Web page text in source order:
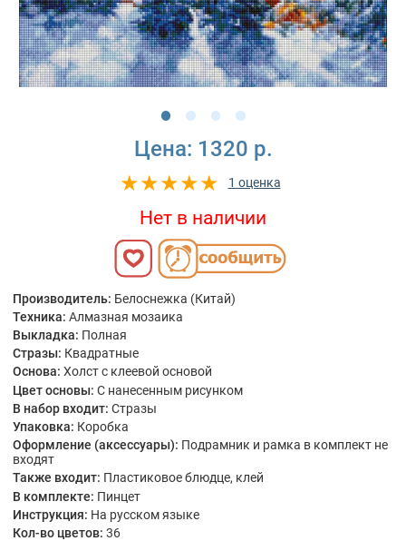
Цена: 1320 р.
1 оценка
Нет в наличии
Производитель: Белоснежка (Китай)
Техника: Алмазная мозаика
Выкладка: Полная
Стразы: Квадратные
Основа: Холст с клеевой основой
Цвет основы: С нанесенным рисунком
В набор входит: Стразы
Упаковка: Коробка
Оформление (аксессуары): Подрамник и рамка в комплект не
входят
Также входит: Пластиковое блюдце, клей
В комплекте: Пинцет
Инструкция: На русском языке
Кол-во цветов: 36